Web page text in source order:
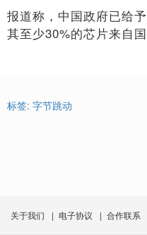
报道称，中国政府已给
其至少30%的芯片来自国
标签: 字节跳动
关于我们 | 电子协议 | 合作联系